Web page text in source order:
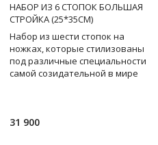
НАБОР ИЗ 6 СТОПОК БОЛЬШАЯ
СТРОЙКА (25*35СМ)
Набор из шести стопок на
ножках, которые стилизованы
под различные специальности
самой созидательной в мире
31 900